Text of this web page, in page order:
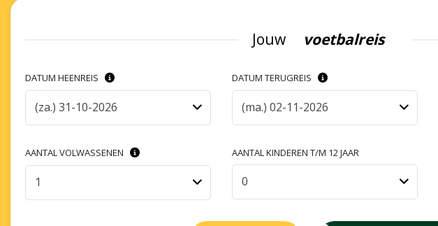
Jouw voetbalreis
DATUM HEENREIS
(za.) 31-10-2026
DATUM TERUGREIS
(ma.) 02-11-2026
AANTAL VOLWASSENEN
1
AANTAL KINDEREN T/M 12 JAAR
0